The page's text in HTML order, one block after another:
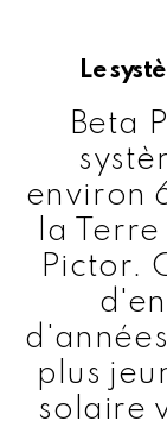
Le
Beta
environ
la
Pictor.
plus
solaire